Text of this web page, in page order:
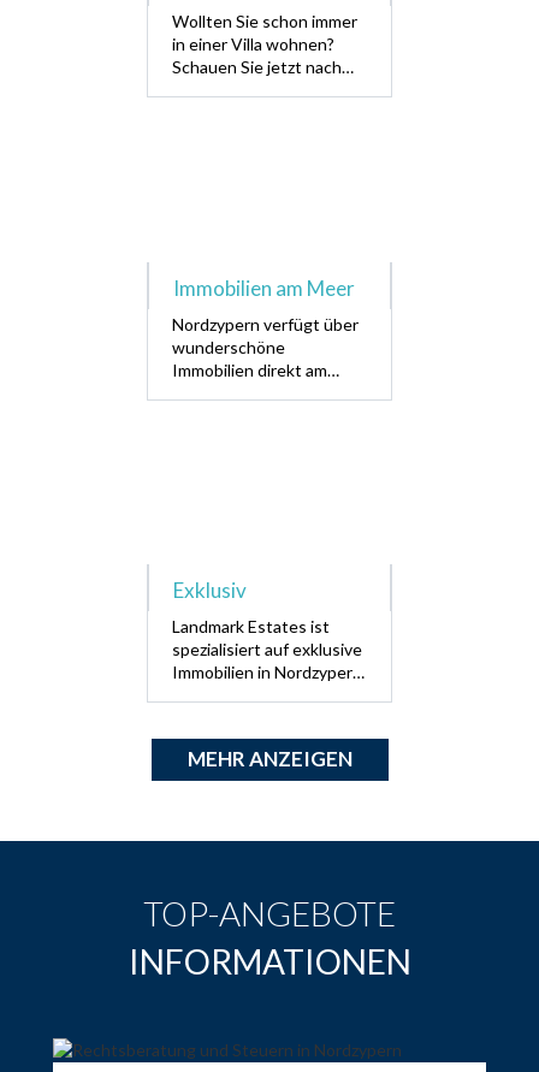
Wollten Sie schon immer
in einer Villa wohnen?
Schauen Sie jetzt nach
Immobilien am Meer
Nordzypern verfügt über
wunderschöne
Immobilien direkt am
Exklusiv
Landmark Estates ist
spezialisiert auf exklusive
Immobilien in Nordzypern.
Luxusimmobilien, die Ihre
Träume wahr werden
lassen !!!
MEHR ANZEIGEN
TOP-ANGEBOTE
INFORMATIONEN